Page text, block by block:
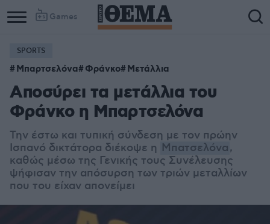
Games
Column
1
Column
2
SPORTS
Μπαρτσελόνα Φράνκο Μετάλλια
Αποσύρει τα μετάλλια του
Φράνκο η Μπαρτσελόνα
Την έστω και τυπική σύνδεση με τον πρώην
Ισπανό δικτάτορα διέκοψε η Μπατσελόνα,
καθώς μέσω της Γενικής τους Συνέλευσης
ψήφισαν την απόσυρση των τριών μεταλλίων
που του είχαν απονείμει